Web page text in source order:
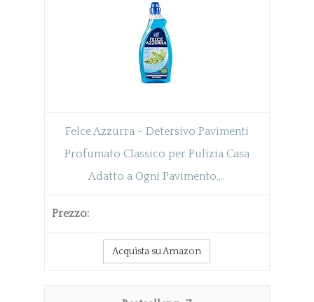
Felce Azzurra - Detersivo Pavimenti
Profumato Classico per Pulizia Casa
Adatto a Ogni Pavimento,...
Acquista su Amazon